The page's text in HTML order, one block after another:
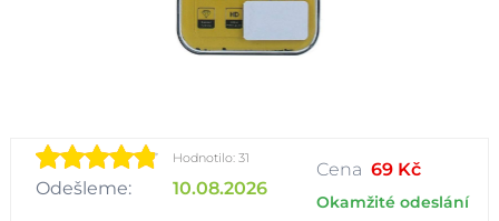
Hodnotilo: 31
Odešleme: 10.08.2026
Cena 69 Kč
Okamžité odeslání